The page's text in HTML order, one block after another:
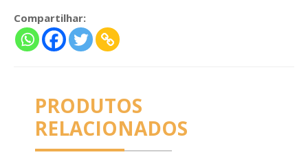
Compartilhar:
PRODUTOS
RELACIONADOS